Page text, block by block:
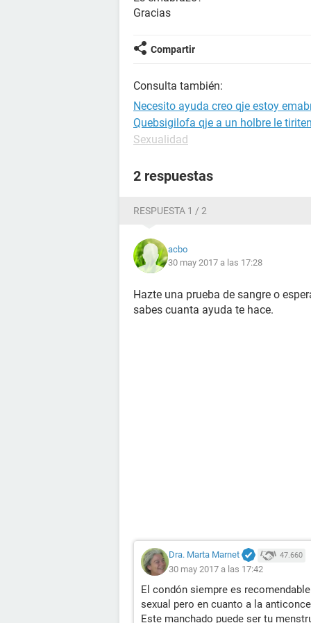
Gracias
Compartir
Consulta también:
Necesito ayuda creo qje estoy
Quebsigilofa qje a un holbre le
Sexualidad
2 respuestas
RESPUESTA 1 / 2
acbo
30 may 2017 a las 17:28
Hazte una prueba de sangre o
sabes cuanta ayuda te hace.
Dra. Marta Marnet 47.660
30 may 2017 a las 17:42
El condón siempre es
sexual pero en cuanto a la
Este manchado puede ser tu